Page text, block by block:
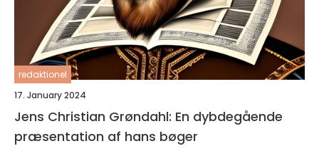
redaktionel
17. January 2024
Jens Christian Grøndahl: En dybdegående
præsentation af hans bøger